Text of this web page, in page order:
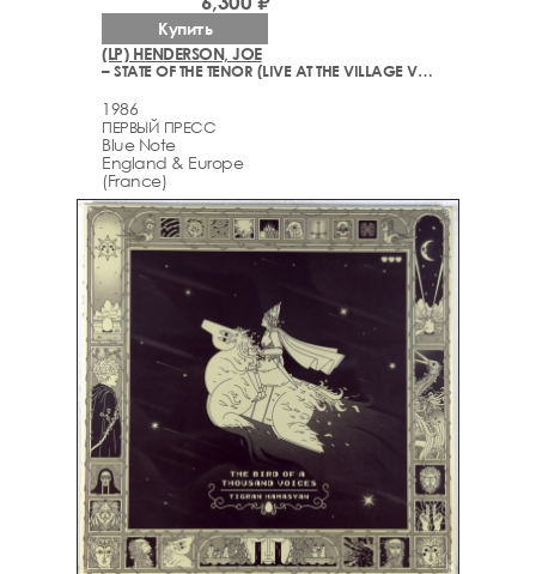
(LP) HENDERSON, JOE
– STATE OF THE TENOR (LIVE AT THE VILLAGE VANGUARD VOLUME 1)
1986
ПЕРВЫЙ ПРЕСС
Blue Note
England & Europe
(France)
Купить